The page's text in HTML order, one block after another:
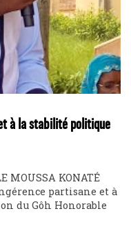
à la stabilité politique
MOUSSA KONATÉ
partisane et à
du Gôh Honorable